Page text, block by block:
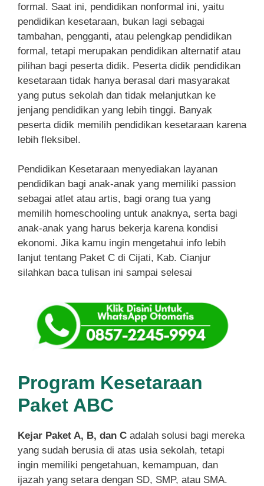
formal. Saat ini, pendidikan nonformal ini, yaitu
pendidikan kesetaraan, bukan lagi sebagai
tambahan, pengganti, atau pelengkap pendidikan
formal, tetapi merupakan pendidikan alternatif atau
pilihan bagi peserta didik. Peserta didik pendidikan
kesetaraan tidak hanya berasal dari masyarakat
yang putus sekolah dan tidak melanjutkan ke
jenjang pendidikan yang lebih tinggi. Banyak
peserta didik memilih pendidikan kesetaraan karena
lebih fleksibel.
Pendidikan Kesetaraan menyediakan layanan
pendidikan bagi anak-anak yang memiliki passion
sebagai atlet atau artis, bagi orang tua yang
memilih homeschooling untuk anaknya, serta bagi
anak-anak yang harus bekerja karena kondisi
ekonomi. Jika kamu ingin mengetahui info lebih
lanjut tentang Paket C di Cijati, Kab. Cianjur
silahkan baca tulisan ini sampai selesai
Program Kesetaraan
Paket ABC
Kejar Paket A, B, dan C adalah solusi bagi mereka
yang sudah berusia di atas usia sekolah, tetapi
ingin memiliki pengetahuan, kemampuan, dan
ijazah yang setara dengan SD, SMP, atau SMA.